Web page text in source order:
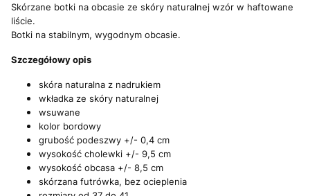
Skórzane botki na obcasie ze skóry naturalnej wzór w haftowane
liście.
Botki na stabilnym, wygodnym obcasie.
Szczegółowy opis
skóra naturalna z nadrukiem
wkładka ze skóry naturalnej
wsuwane
kolor bordowy
grubość podeszwy +/- 0,4 cm
wysokość cholewki +/- 9,5 cm
wysokość obcasa +/- 8,5 cm
skórzana futrówka, bez ocieplenia